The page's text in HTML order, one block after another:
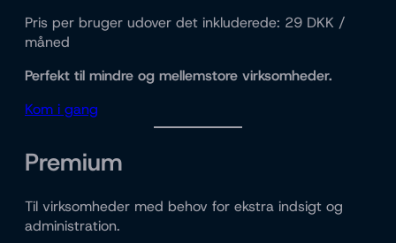
Pris per bruger udover det inkluderede: 29 DKK /
måned
Perfekt til mindre og mellemstore virksomheder.
Kom i gang
Premium
Til virksomheder med behov for ekstra indsigt og
administration.